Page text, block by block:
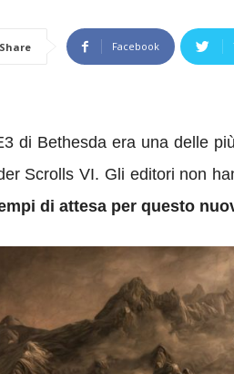
Share Facebook
di Bethesda era una delle
Scrolls VI. Gli editori non
di attesa per questo